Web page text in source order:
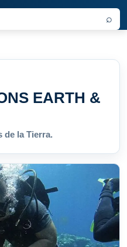
⌕
EARTH &
de la Tierra.